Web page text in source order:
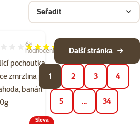
Seřadit
pochoutka
zmrzlina pro
banán
80%, počet hodnocení: 6
6×
hodnocení
cena Sleva
1 2 3 4
5 … 34
Další stránka